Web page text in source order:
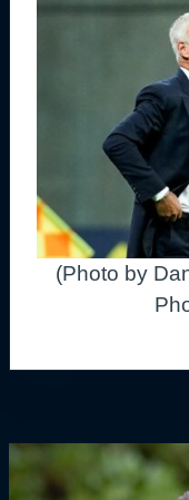
(Photo by